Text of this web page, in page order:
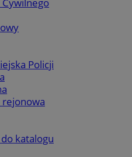
Policji
katalogu